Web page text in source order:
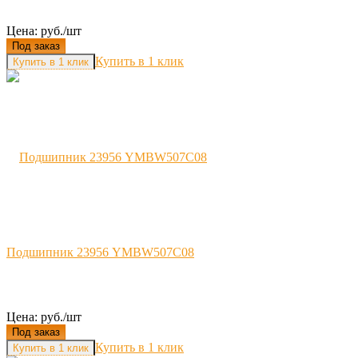
Цена: руб./шт
Под заказ
Купить в 1 клик
Подшипник 23956 YMBW507C08
Цена: руб./шт
Под заказ
Купить в 1 клик